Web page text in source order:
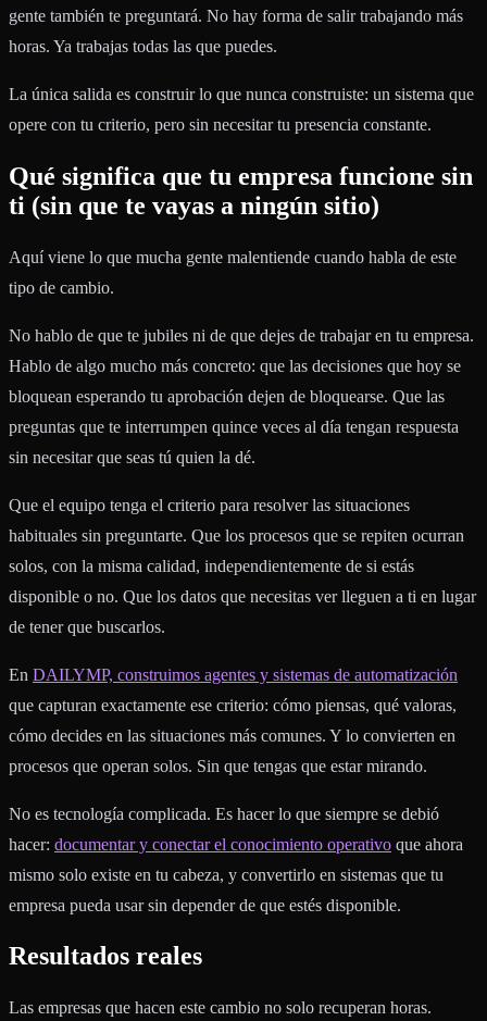
gente también te preguntará. No hay forma de salir trabajando más
horas. Ya trabajas todas las que puedes.
La única salida es construir lo que nunca construiste: un sistema que
opere con tu criterio, pero sin necesitar tu presencia constante.
Qué significa que tu empresa funcione sin
ti (sin que te vayas a ningún sitio)
Aquí viene lo que mucha gente malentiende cuando habla de este
tipo de cambio.
No hablo de que te jubiles ni de que dejes de trabajar en tu empresa.
Hablo de algo mucho más concreto: que las decisiones que hoy se
bloquean esperando tu aprobación dejen de bloquearse. Que las
preguntas que te interrumpen quince veces al día tengan respuesta
sin necesitar que seas tú quien la dé.
Que el equipo tenga el criterio para resolver las situaciones
habituales sin preguntarte. Que los procesos que se repiten ocurran
solos, con la misma calidad, independientemente de si estás
disponible o no. Que los datos que necesitas ver lleguen a ti en lugar
de tener que buscarlos.
En DAILYMP, construimos agentes y sistemas de automatización
que capturan exactamente ese criterio: cómo piensas, qué valoras,
cómo decides en las situaciones más comunes. Y lo convierten en
procesos que operan solos. Sin que tengas que estar mirando.
No es tecnología complicada. Es hacer lo que siempre se debió
hacer: documentar y conectar el conocimiento operativo que ahora
mismo solo existe en tu cabeza, y convertirlo en sistemas que tu
empresa pueda usar sin depender de que estés disponible.
Resultados reales
Las empresas que hacen este cambio no solo recuperan horas.